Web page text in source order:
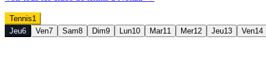
Tennis1
Jeu6 Ven7 Sam8 Dim9 Lun10 Mar11 Mer12 Jeu13 Ven14